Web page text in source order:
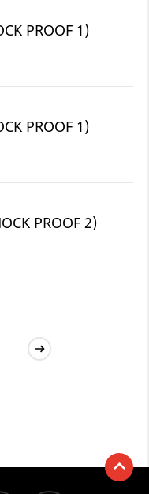
PROOF 1)
PROOF 1)
PROOF 2)